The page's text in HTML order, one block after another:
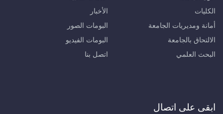
الكليات
أمانة ومديريات الجامعة
الالتحاق بالجامعة
البحث العلمي
الأخبار
البومات الصور
البومات الفيديو
اتصل بنا
ابقى على اتصال